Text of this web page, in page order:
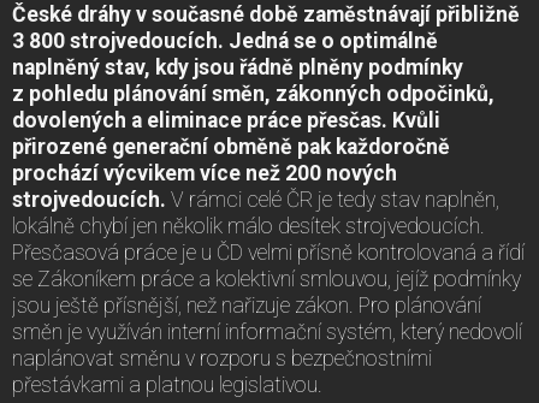
České dráhy v současné době zaměstnávají přibližně
3 800 strojvedoucích. Jedná se o optimálně
naplněný stav, kdy jsou řádně plněny podmínky
z pohledu plánování směn, zákonných odpočinků,
dovolených a eliminace práce přesčas. Kvůli
přirozené generační obměně pak každoročně
prochází výcvikem více než 200 nových
strojvedoucích. V rámci celé ČR je tedy stav naplněn,
lokálně chybí jen několik málo desítek strojvedoucích.
Přesčasová práce je u ČD velmi přísně kontrolovaná a řídí
se Zákoníkem práce a kolektivní smlouvou, jejíž podmínky
jsou ještě přísnější, než nařizuje zákon. Pro plánování
směn je využíván interní informační systém, který nedovolí
naplánovat směnu v rozporu s bezpečnostními
přestávkami a platnou legislativou.